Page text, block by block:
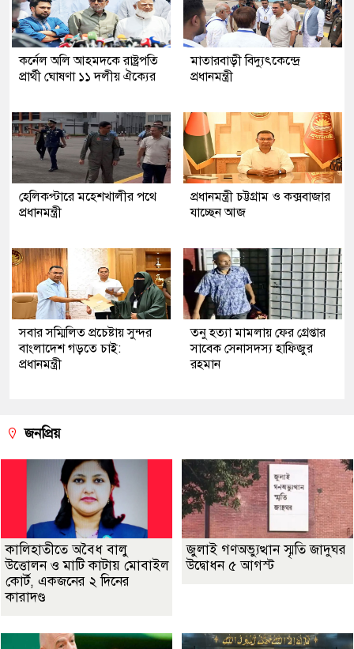
কর্নেল অলি আহমদকে রাষ্ট্রপতি
প্রার্থী ঘোষণা ১১ দলীয় ঐক্যের
মাতারবাড়ী বিদ্যুৎকেন্দ্রে
প্রধানমন্ত্রী
হেলিকপ্টারে মহেশখালীর পথে
প্রধানমন্ত্রী
প্রধানমন্ত্রী চট্টগ্রাম ও কক্সবাজার
যাচ্ছেন আজ
সবার সম্মিলিত প্রচেষ্টায় সুন্দর
বাংলাদেশ গড়তে চাই:
প্রধানমন্ত্রী
তনু হত্যা মামলায় ফের গ্রেপ্তার
সাবেক সেনাসদস্য হাফিজুর
রহমান
জনপ্রিয়
কালিহাতীতে অবৈধ বালু
উত্তোলন ও মাটি কাটায় মোবাইল
কোর্ট, একজনের ২ দিনের
কারাদণ্ড
জুলাই গণঅভ্যুত্থান স্মৃতি জাদুঘর
উদ্বোধন ৫ আগস্ট